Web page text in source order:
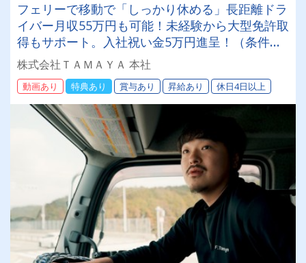
フェリーで移動で「しっかり休める」長距離ドラ
イバー月収55万円も可能！未経験から大型免許取
得もサポート。入社祝い金5万円進呈！（条件あ
り）
株式会社ＴＡＭＡＹＡ 本社
動画あり 特典あり 賞与あり 昇給あり 休日4日以上